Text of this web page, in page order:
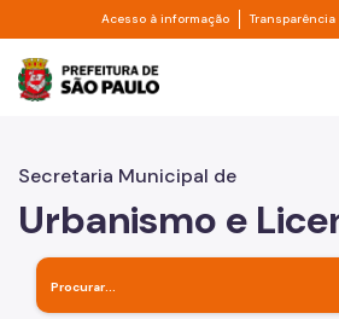
Pular para o Conteúdo principal
Acesso à informação Divisor de
Transparência
Prefeitura de
Secretaria Municipal de
Urbanismo e